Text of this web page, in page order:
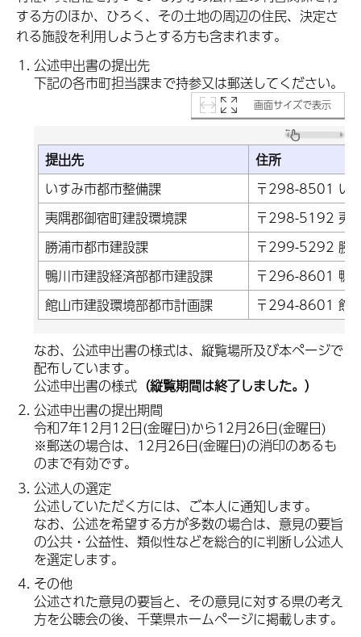
する方のほか、ひろく、その土地の周辺の住民、決定さ
れる施設を利用しようとする方も含まれます。
公述申出書の提出先
下記の各市町担当課まで持参又は郵送してください。
画面サイズで表示
提出先
住所
いすみ市都市整備課
〒298-8501 い
夷隅郡御宿町建設環境課
〒298-5192 夷
勝浦市都市建設課
〒299-5292 勝
鴨川市建設経済部都市建設課
〒296-8601 鴨
館山市建設環境部都市計画課
〒294-8601 館
なお、公述申出書の様式は、縦覧場所及び本ページで
配布しています。
公述申出書の様式 （縦覧期間は終了しました。）
公述申出書の提出期間
令和7年12月12日(金曜日)から12月26日(金曜日)
※郵送の場合は、12月26日(金曜日)の消印のあるも
のまで有効です。
公述人の選定
公述していただく方には、ご本人に通知します。
なお、公述を希望する方が多数の場合は、意見の要旨
の公共・公益性、類似性などを総合的に判断し公述人
を選定します。
その他
公述された意見の要旨と、その意見に対する県の考え
方を公聴会の後、千葉県ホームページに掲載します。